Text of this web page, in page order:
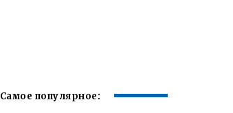
Самое популярное: